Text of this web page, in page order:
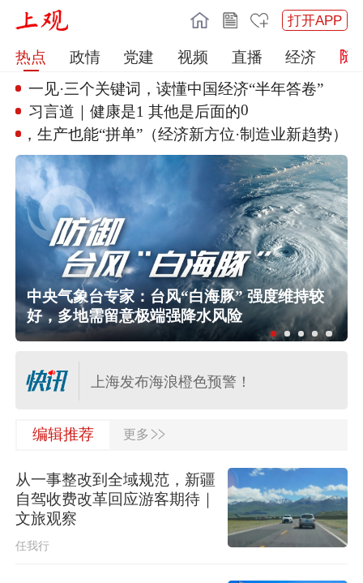
打开APP
热点 政情 党建 视频 直播
经济
一见·三个关键词，读懂中国经济“半年答卷”
习言道｜健康是1 其他是后面的0
造，生产也能“拼单”（经济新方位·制造业新趋势）
中央气象台专家：台风“白海豚” 强度维持较
好，多地需留意极端强降水风险
伊朗媒体发布伊朗最高领袖视频
上海发布海浪橙色预警！
水利部将针对浙江省的洪水防御应急
河南驻马店西平县“7·30”故意伤害案件
犯罪嫌疑人夏某钢被抓获
编辑推荐 更多 >>
从一事整改到全域规范，新疆
自驾收费改革回应游客期待｜
文旅观察
任我行